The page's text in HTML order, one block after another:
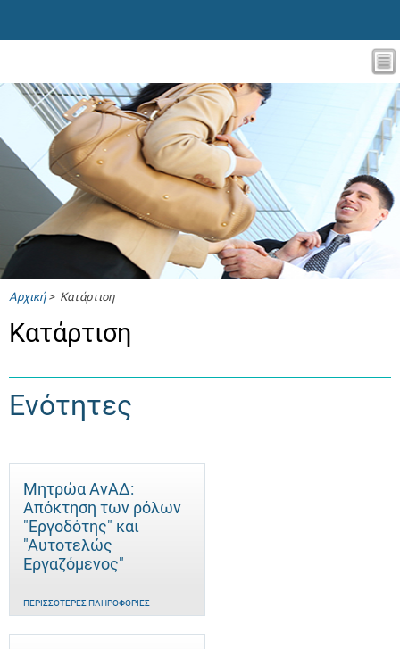
Αρχική> Κατάρτιση
Κατάρτιση
Ενότητες
Μητρώα ΑνΑΔ:
Απόκτηση των ρόλων
"Εργοδότης" και
"Αυτοτελώς
Eργαζόμενος"
ΠΕΡΙΣΣΌΤΕΡΕΣ ΠΛΗΡΟΦΟΡΊΕΣ